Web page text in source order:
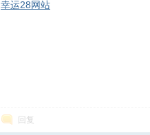
幸运28网站
回复